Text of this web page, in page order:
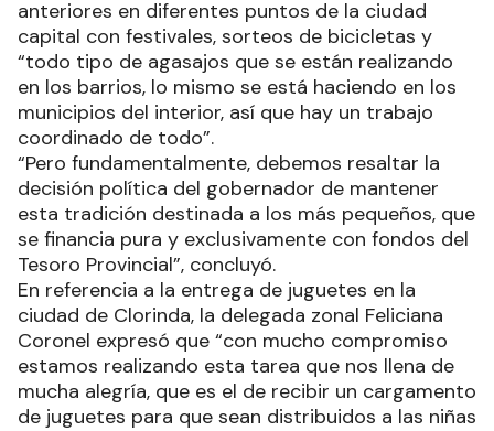
anteriores en diferentes puntos de la ciudad
capital con festivales, sorteos de bicicletas y
“todo tipo de agasajos que se están realizando
en los barrios, lo mismo se está haciendo en los
municipios del interior, así que hay un trabajo
coordinado de todo”.
“Pero fundamentalmente, debemos resaltar la
decisión política del gobernador de mantener
esta tradición destinada a los más pequeños, que
se financia pura y exclusivamente con fondos del
Tesoro Provincial”, concluyó.
En referencia a la entrega de juguetes en la
ciudad de Clorinda, la delegada zonal Feliciana
Coronel expresó que “con mucho compromiso
estamos realizando esta tarea que nos llena de
mucha alegría, que es el de recibir un cargamento
de juguetes para que sean distribuidos a las niñas